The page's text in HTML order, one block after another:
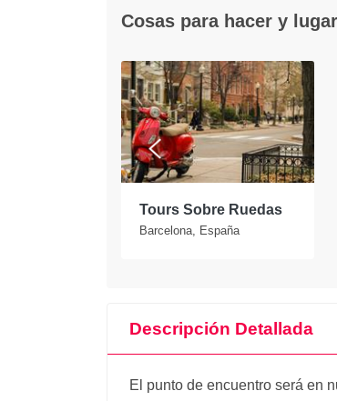
Cosas para hacer y
Tours Sobre Ruedas
Barcelona, España
Descripción Detallada
El punto de encuentro será en